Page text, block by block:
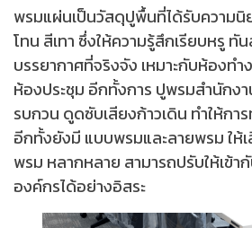
พรมแผ่นเป็นวัสดุปูพื้นที่ได้รับความนิ
โทน สีเทา ซึ่งให้ความรู้สึกเรียบหรู ทั
บรรยากาศที่จริงจัง เหมาะกับห้องทำ
ห้องประชุม อีกทั้งการ ปูพรมสำนักง
รบกวน ดูดซับเสียงก้าวเดิน ทำให้กา
อีกทั้งยังมี แบบพรมและลายพรม ให้
พรม หลากหลาย สามารถปรับให้เข้า
องค์กรได้อย่างอิสระ